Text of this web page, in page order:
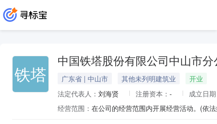
铁塔
中国铁塔股份有限公司中山市分
广东省 | 中山市 其他未列明建筑业
开业
法定代表人： 刘海贤 注册资本： -
成立日
经营范围： 在公司的经营范围内开展经营活动。(依